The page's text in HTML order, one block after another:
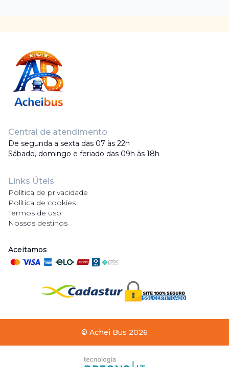
Central de atendimento
De segunda a sexta das 07 às 22h
Sábado, domingo e feriado das 09h às 18h
Links Úteis
Política de privacidade
Política de cookies
Termos de uso
Nossos destinos
Aceitamos
© Achei Bus 2026